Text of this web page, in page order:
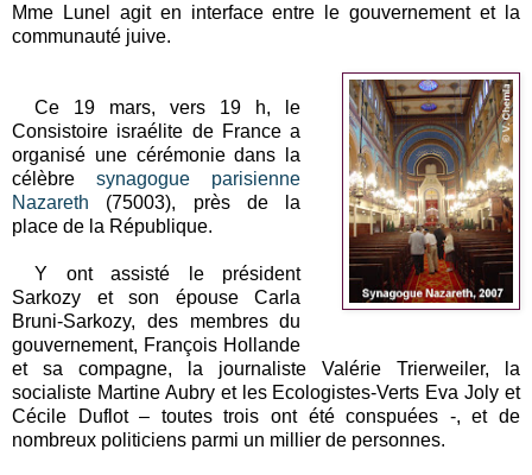
Mme Lunel agit en interface entre le gouvernement et la
communauté juive.
Ce 19 mars, vers 19 h, le
Consistoire israélite de France a
organisé une cérémonie dans la
célèbresynagogue parisienne
Nazareth (75003), près de la
place de la République.
Y ont assisté le président
Sarkozy et son épouse Carla
Bruni-Sarkozy, des membres du
gouvernement, François Hollande
et sa compagne, la journaliste Valérie Trierweiler, la
socialiste Martine Aubry et les Ecologistes-Verts Eva Joly et
Cécile Duflot – toutes trois ont été conspuées -, et de
nombreux politiciens parmi un millier de personnes.